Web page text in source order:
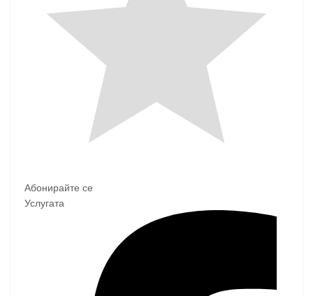
Абонирайте се
Услугата